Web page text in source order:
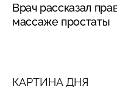
Врач рассказал
массаже простаты
КАРТИНА ДНЯ